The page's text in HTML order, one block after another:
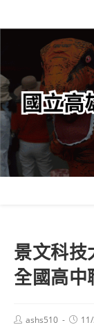
轉
要
內
容
景文科
全國高中
Postashs510
Post